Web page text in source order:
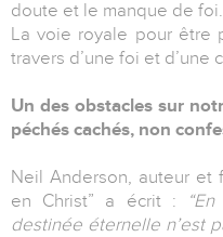
doute et le manque de foi.
La voie royale pour être
travers d’une foi et d’une
Un des obstacles sur
péchés cachés, non
Neil Anderson, auteur et
en Christ” a écrit :
destinée éternelle n’est